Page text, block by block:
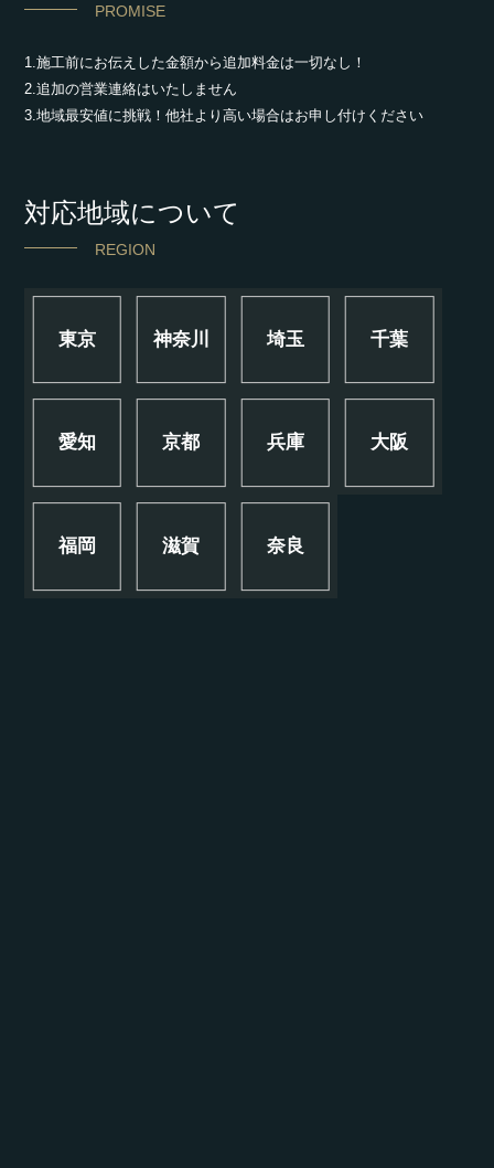
PROMISE
1.施工前にお伝えした金額から追加料金は一切なし！
2.追加の営業連絡はいたしません
3.地域最安値に挑戦！他社より高い場合はお申し付けください
対応地域について
REGION
東京 神奈川 埼玉 千葉
愛知 京都 兵庫 大阪
福岡 滋賀 奈良